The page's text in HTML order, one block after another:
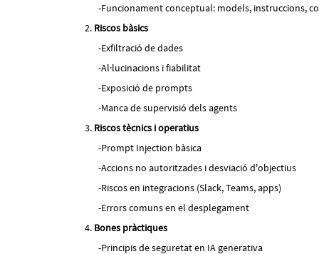
Funcionament conceptual: models, instruccions,
Riscos bàsics
Exfiltració de dades
Al·lucinacions i fiabilitat
Exposició de prompts
Manca de supervisió dels agents
Riscos tècnics i operatius
Prompt Injection bàsica
Accions no autoritzades i desviació d'objectius
Riscos en integracions (Slack, Teams, apps)
Errors comuns en el desplegament
Bones pràctiques
Principis de seguretat en IA generativa